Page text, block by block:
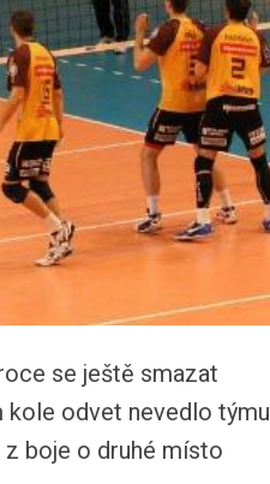
se ještě smazat
kole odvet nevedlo týmu
boje o druhé místo